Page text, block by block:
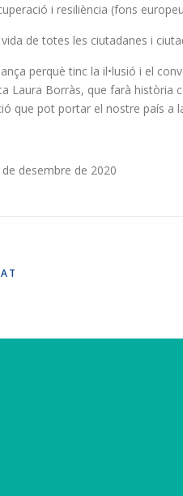
i resiliència (fons
de totes les ciutadanes i
perquè tinc la il•lusió i el
Laura Borràs, que farà història
que pot portar el nostre país a
desembre de 2020